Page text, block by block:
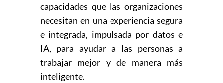
capacidades que las organizaciones
necesitan en una experiencia segura
e integrada, impulsada por datos e
IA, para ayudar a las personas a
trabajar mejor y de manera más
inteligente.